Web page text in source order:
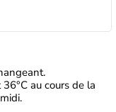
au cours de la